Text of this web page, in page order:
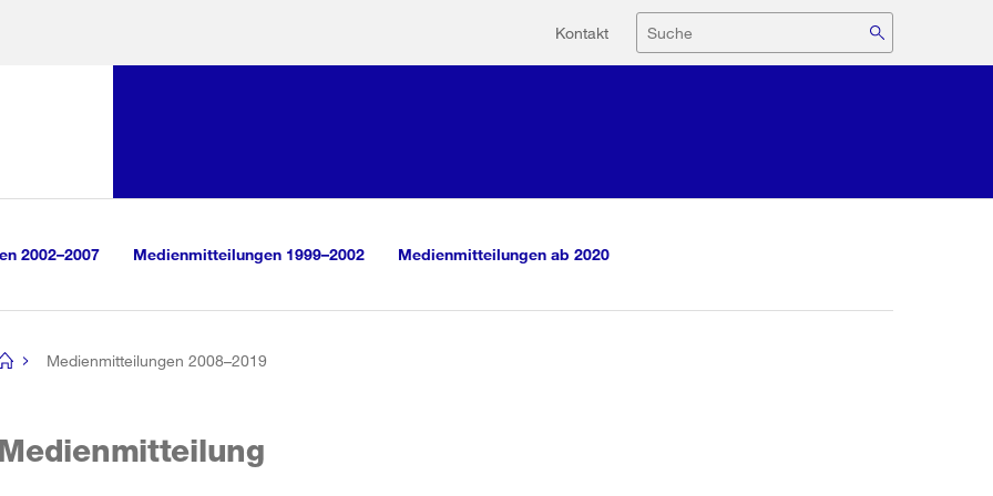
Hilfsnavigation
Kontakt Suche
2002–2007 Medienmitteilungen 1999–2002 Medienmitteilungen ab 2020
Medienmitteilungen 2008–2019